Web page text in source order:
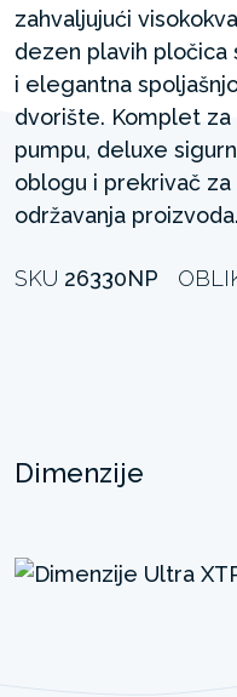
zahvaljujući
dezen plavih pločica
i elegantna
dvorište. Komplet za
pumpu, deluxe
oblogu i prekrivač
održavanja proizvoda.
SKU 26330NP
Dimenzije